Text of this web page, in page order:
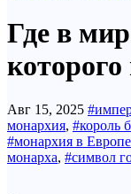
Где в
Авг 15, 2025
монархия, #король
#монархия в Европе
монарха, #символ